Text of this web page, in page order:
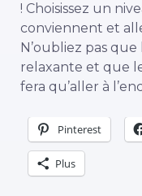
! Choisissez un
conviennent et
N’oubliez pas
relaxante et que
fera qu’aller à
Pinterest
Plus